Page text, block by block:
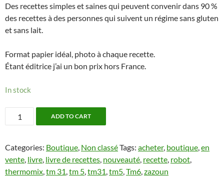
Des recettes simples et saines qui peuvent convenir dans 90 %
des recettes à des personnes qui suivent un régime sans gluten
et sans lait.
Format papier idéal, photo à chaque recette.
Étant éditrice j’ai un bon prix hors France.
In stock
Livre
de
Thermomix
ou
autre
ADD TO CART
Categories: Boutique Non classéTags: acheter, boutique en
vente livre livre de recettes nouveauté recette robot
thermomix tm 31 tm 5 tm31 tm5 Tm6 zazoun